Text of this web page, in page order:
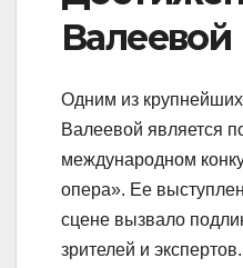
Валеевой
Одним из
Валеевой является
международном
опера». Ее
сцене вызвало
зрителей и